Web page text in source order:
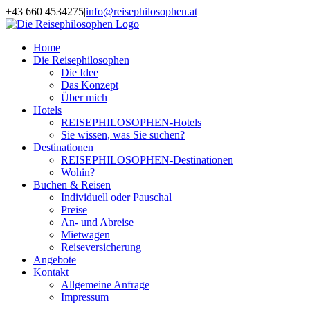
Zum
Inhalt
+43 660 4534275|info@reisephilosophen.at
Facebook
Instagram
LinkedIn
Pinterest
Home
Die Reisephilosophen
Die Idee
Das Konzept
Über mich
Hotels
REISEPHILOSOPHEN-Hotels
Sie wissen, was Sie suchen?
Destinationen
REISEPHILOSOPHEN-Destinationen
Wohin?
Buchen & Reisen
Individuell oder Pauschal
Preise
An- und Abreise
Mietwagen
Reiseversicherung
Angebote
Kontakt
Allgemeine Anfrage
Impressum